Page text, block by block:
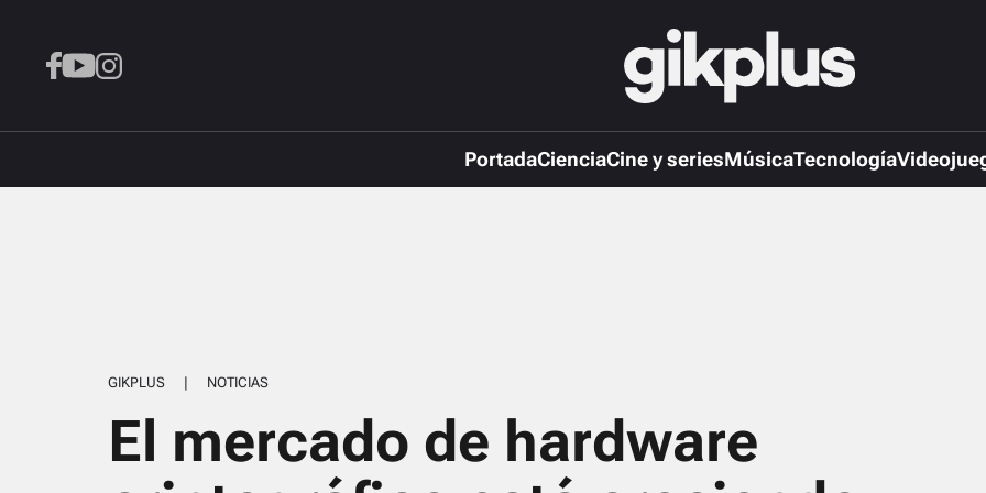
PortadaCienciaCine y seriesMúsicaTecnología
GIKPLUS | NOTICIAS
El mercado de hardware